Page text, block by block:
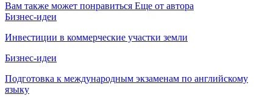
Вам также может понравиться Еще от автора
Бизнес-идеи
Инвестиции в коммерческие участки земли
Бизнес-идеи
Подготовка к международным экзаменам по английскому
языку